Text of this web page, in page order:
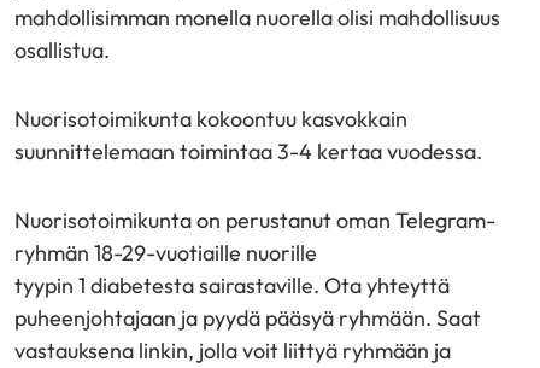
mahdollisimman monella nuorella olisi mahdollisuus
osallistua.
Nuorisotoimikunta kokoontuu kasvokkain
suunnittelemaan toimintaa 3-4 kertaa vuodessa.
Nuorisotoimikunta on perustanut oman Telegram-
ryhmän 18-29-vuotiaille nuorille
tyypin 1 diabetesta sairastaville. Ota yhteyttä
puheenjohtajaan ja pyydä pääsyä ryhmään. Saat
vastauksena linkin, jolla voit liittyä ryhmään ja